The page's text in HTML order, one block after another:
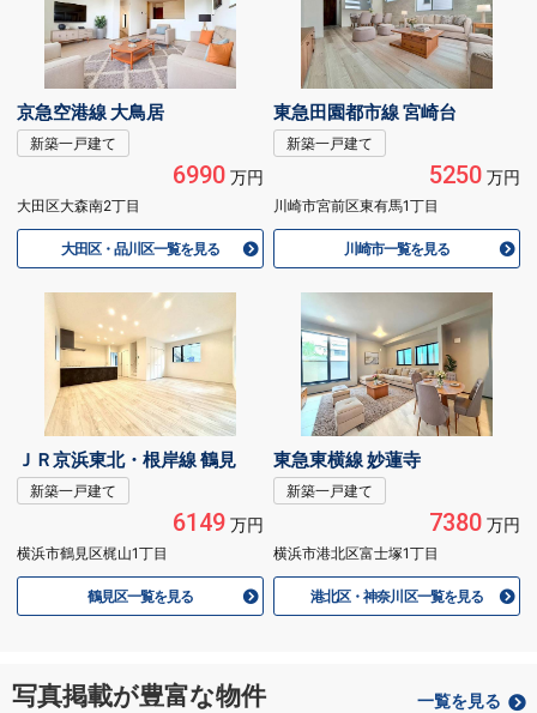
京急空港線 大鳥居
新築一戸建て
6990万円
大田区大森南2丁目
大田区・品川区一覧を見る
東急田園都市線 宮崎台
新築一戸建て
5250万円
川崎市宮前区東有馬1丁目
川崎市一覧を見る
ＪＲ京浜東北・根岸線 鶴見
新築一戸建て
6149万円
横浜市鶴見区梶山1丁目
鶴見区一覧を見る
東急東横線 妙蓮寺
新築一戸建て
7380万円
横浜市港北区富士塚1丁目
港北区・神奈川区一覧を見る
写真掲載が豊富な物件 一覧を見る